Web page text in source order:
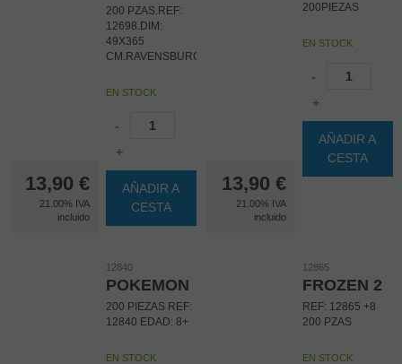
13,90 €
21.00% IVA
incluido
200 PZAS.REF:
12698.DIM:
49X365
CM.RAVENSBURGER
EN STOCK
-
+
AÑADIR A
CESTA
13,90 €
21.00% IVA
incluido
200PIEZAS
EN STOCK
-
+
AÑADIR A
CESTA
12840
POKEMON
200 PIEZAS REF:
12840 EDAD: 8+
EN STOCK
12865
FROZEN 2
REF: 12865 +8
200 PZAS
EN STOCK